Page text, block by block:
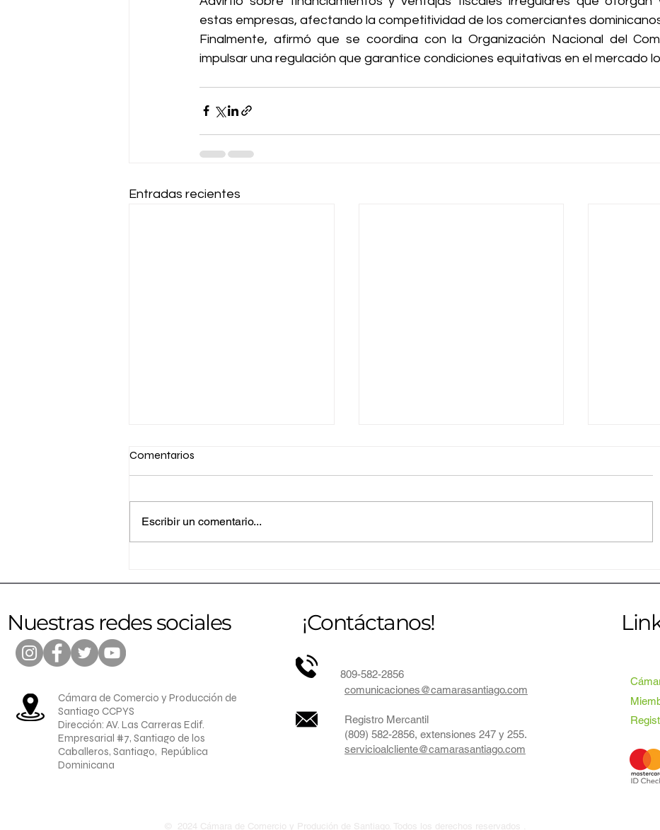
estas empresas, afectando la competitividad de los comerciantes
Finalmente, afirmó que se coordina con la Organización Nacional del
impulsar una regulación que garantice condiciones equitativas en el mercado
Entradas recientes
RAEE a Santiago junto a
empresariales
etapa para la avicultura
internacionales del sector
con
Comentarios
Escribir un comentario...
Nuestras redes sociales
Cámara de Comercio y Producción de
Santiago CCPYS
Dirección: AV. Las Carreras Edif.
Empresarial #7, Santiago de los
Caballeros, Santiago, República
Dominicana
¡Contáctanos!
809-582-2856
comunicaciones@camarasantiago.com
Registro Mercantil
(809) 582-2856, extensiones 247 y 255.
servicioalcliente@camarasantiago.com
© 2024 Cámara de Comercio y Produción de Santiago. Todos los derechos reservados .